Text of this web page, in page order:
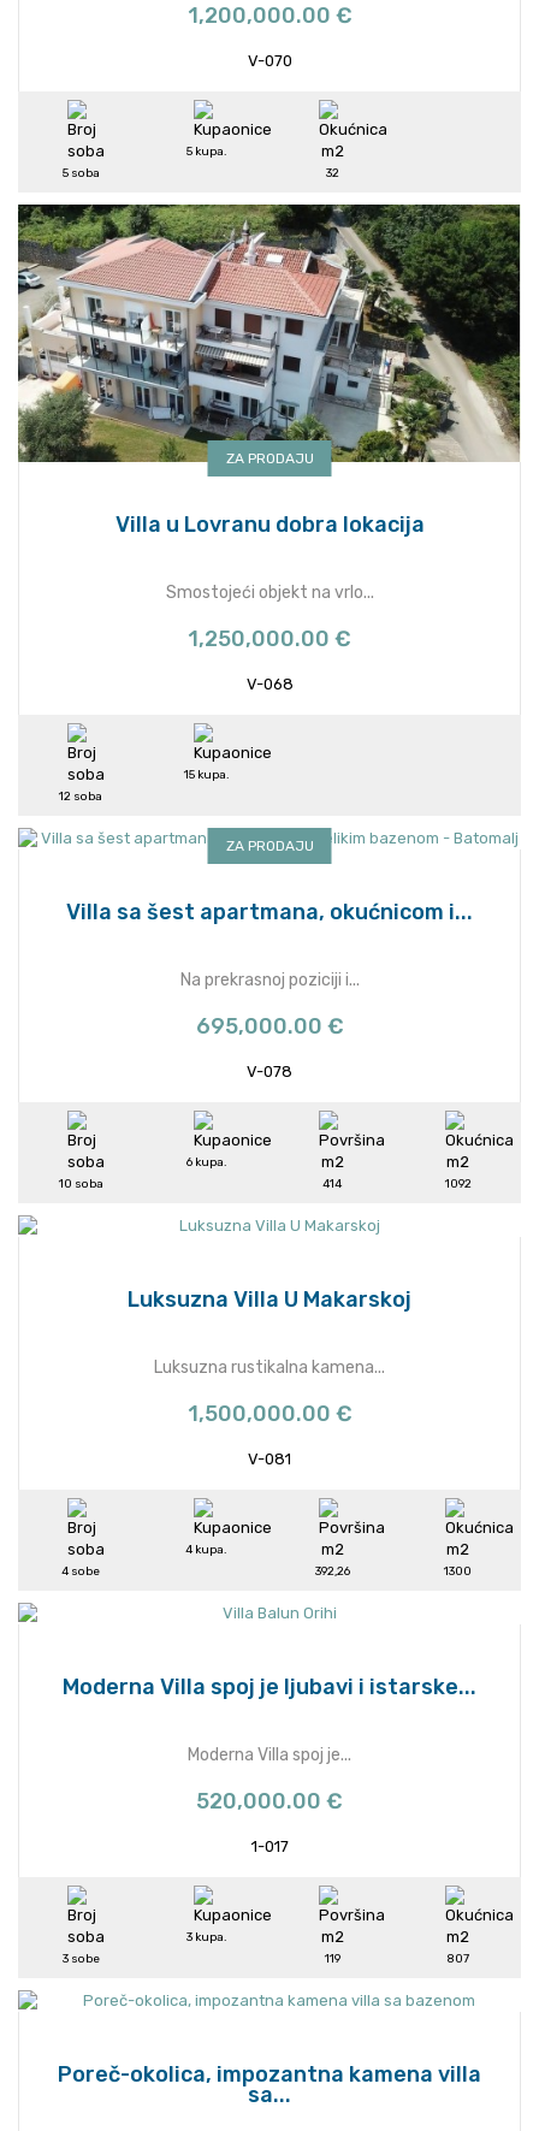
1,200,000.00 €
V-070
5 soba
5 kupa.
32
ZA PRODAJU
Villa u Lovranu dobra lokacija
Smostojeći objekt na vrlo...
1,250,000.00 €
V-068
12 soba
15 kupa.
ZA PRODAJU
Villa sa šest apartmana, okućnicom i...
Na prekrasnoj poziciji i...
695,000.00 €
V-078
10 soba
6 kupa.
414
1092
Luksuzna Villa U Makarskoj
Luksuzna rustikalna kamena...
1,500,000.00 €
V-081
4 sobe
4 kupa.
392,26
1300
Moderna Villa spoj je ljubavi i istarske...
Moderna Villa spoj je...
520,000.00 €
1-017
3 sobe
3 kupa.
119
807
Poreč-okolica, impozantna kamena villa
sa...